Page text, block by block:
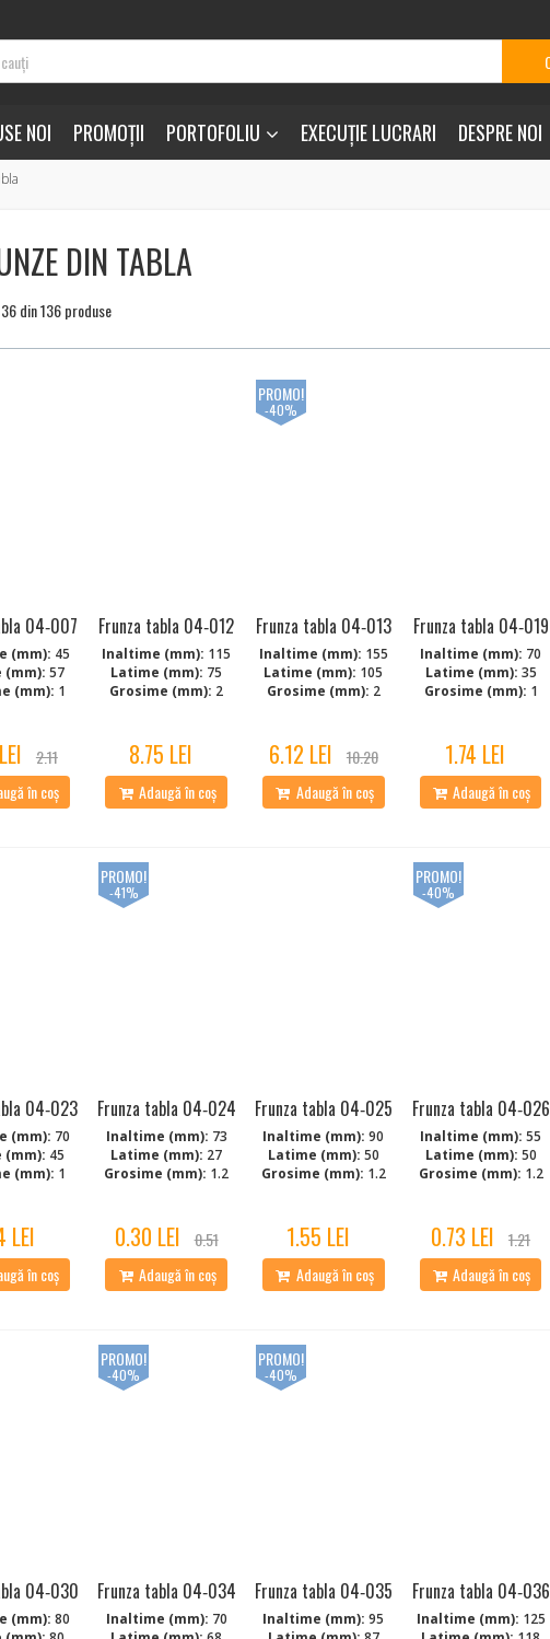
NOI PROMOȚII PORTOFOLIU EXECUȚIE LUCRARI DESPRE NOI
DIN TABLA
din 136 produse
04‑007
(mm): 45
(mm): 57
(mm): 1
2.11
în coș
Frunza tabla 04‑012
Inaltime (mm): 115
Latime (mm): 75
Grosime (mm): 2
8.75 LEI
Adaugă în coș
Frunza tabla 04‑013
Inaltime (mm): 155
Latime (mm): 105
Grosime (mm): 2
6.12 LEI
10.20
Adaugă în coș
PROMO!
-40%
Frunza tabla 04‑019
Inaltime (mm): 70
Latime (mm): 35
Grosime (mm): 1
1.74 LEI
Adaugă în coș
04‑023
(mm): 70
(mm): 45
(mm): 1
LEI
în coș
Frunza tabla 04‑024
Inaltime (mm): 73
Latime (mm): 27
Grosime (mm): 1.2
0.30 LEI
0.51
Adaugă în coș
PROMO!
-41%
Frunza tabla 04‑025
Inaltime (mm): 90
Latime (mm): 50
Grosime (mm): 1.2
1.55 LEI
Adaugă în coș
Frunza tabla 04‑026
Inaltime (mm): 55
Latime (mm): 50
Grosime (mm): 1.2
0.73 LEI
1.21
Adaugă în coș
PROMO!
-40%
04‑030
(mm): 80
Frunza tabla 04‑034
Inaltime (mm): 70
PROMO!
-40%
Frunza tabla 04‑035
Inaltime (mm): 95
PROMO!
-40%
Frunza tabla 04‑036
Inaltime (mm): 125